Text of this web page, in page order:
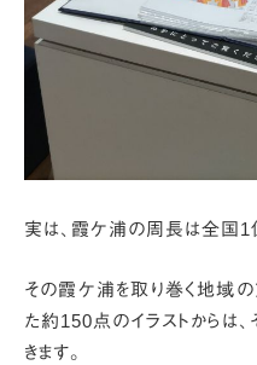
実は、霞ケ浦の周長は全国1
その霞ケ浦を取り巻く地域
た約150点のイラストからは
きます。